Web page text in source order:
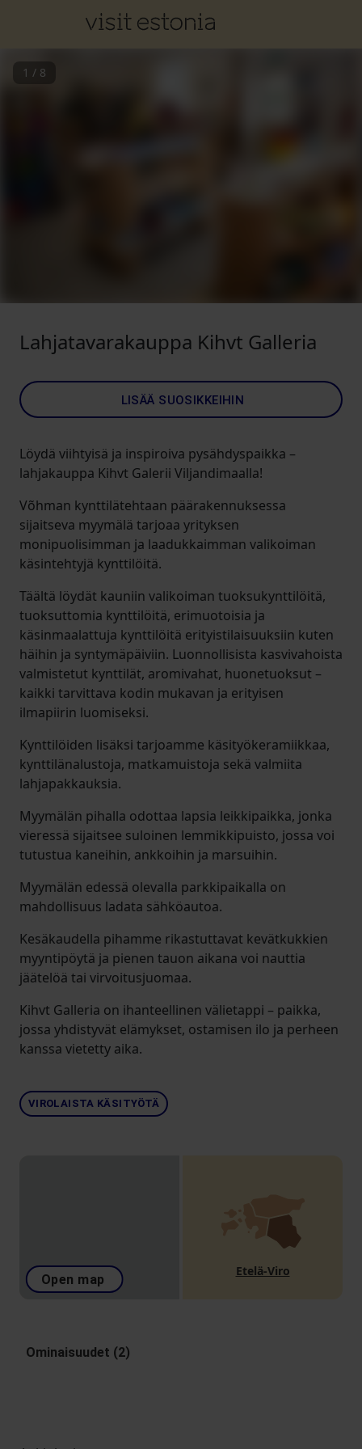
1 / 8
Lahjatavarakauppa Kihvt Galleria
LISÄÄ SUOSIKKEIHIN
Löydä viihtyisä ja inspiroiva pysähdyspaikka –
lahjakauppa Kihvt Galerii Viljandimaalla!
Võhman kynttilätehtaan päärakennuksessa
sijaitseva myymälä tarjoaa yrityksen
monipuolisimman ja laadukkaimman valikoiman
käsintehtyjä kynttilöitä.
Täältä löydät kauniin valikoiman tuoksukynttilöitä,
tuoksuttomia kynttilöitä, erimuotoisia ja
käsinmaalattuja kynttilöitä erityistilaisuuksiin kuten
häihin ja syntymäpäiviin. Luonnollisista kasvivahoista
valmistetut kynttilät, aromivahat, huonetuoksut –
kaikki tarvittava kodin mukavan ja erityisen
ilmapiirin luomiseksi.
Kynttilöiden lisäksi tarjoamme käsityökeramiikkaa,
kynttilänalustoja, matkamuistoja sekä valmiita
lahjapakkauksia.
Myymälän pihalla odottaa lapsia leikkipaikka, jonka
vieressä sijaitsee suloinen lemmikkipuisto, jossa voi
tutustua kaneihin, ankkoihin ja marsuihin.
Myymälän edessä olevalla parkkipaikalla on
mahdollisuus ladata sähköautoa.
Kesäkaudella pihamme rikastuttavat kevätkukkien
myyntipöytä ja pienen tauon aikana voi nauttia
jäätelöä tai virvoitusjuomaa.
Kihvt Galleria on ihanteellinen välietappi – paikka,
jossa yhdistyvät elämykset, ostamisen ilo ja perheen
kanssa vietetty aika.
VIROLAISTA KÄSITYÖTÄ
Open map
Etelä-Viro
Ominaisuudet (2)